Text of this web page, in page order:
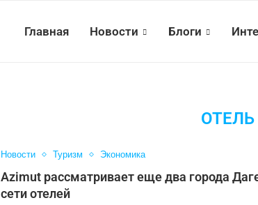
Главная Новости Блоги
ОТЕЛЬ
Новости Туризм Экономика
Azimut рассматривает еще два города
сети отелей